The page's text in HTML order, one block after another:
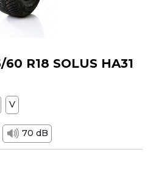
R18 SOLUS HA31
V
70 dB